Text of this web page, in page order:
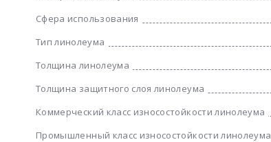
Сфера использования
Тип линолеума
Толщина линолеума
Толщина защитного слоя линолеума
Коммерческий класс износостойкости линолеума
Промышленный класс износостойкости линолеума